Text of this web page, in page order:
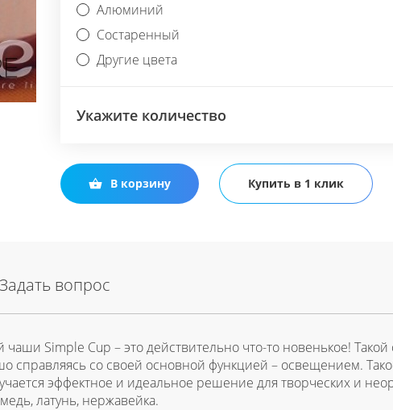
Алюминий
Состаренный
Другие цвета
Укажите количество
В корзину Купить в 1 клик
Задать вопрос
Simple Cup – это действительно что-то новенькое! Такой
со своей основной функцией – освещением.
эффектное и идеальное решение для творческих и
латунь, нержавейка.